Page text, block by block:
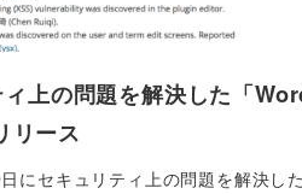
上の問題を解決した「
リース
にセキュリティ上の問題を解決し